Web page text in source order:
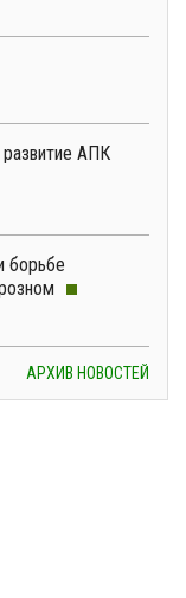
АПК
борьбе
АРХИВ НОВОСТЕЙ